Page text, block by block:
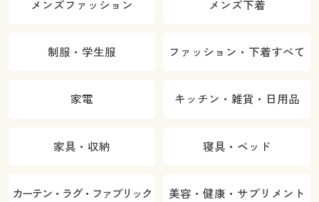
メンズファッション メンズ下着
制服・学生服 ファッション・下着すべて
家電 キッチン・雑貨・日用品
家具・収納 寝具・ベッド
カーテン・ラグ・ファブリック 美容・健康・サプリメント